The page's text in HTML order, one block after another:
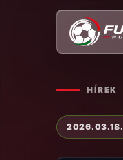
HÍREK
2026.03.18.